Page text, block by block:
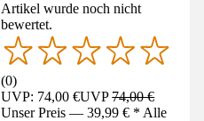
Artikel wurde noch nicht
bewertet.
(0)
UVP: 74,00 €UVP74,00 €
Unser Preis — 39,99 € * Alle